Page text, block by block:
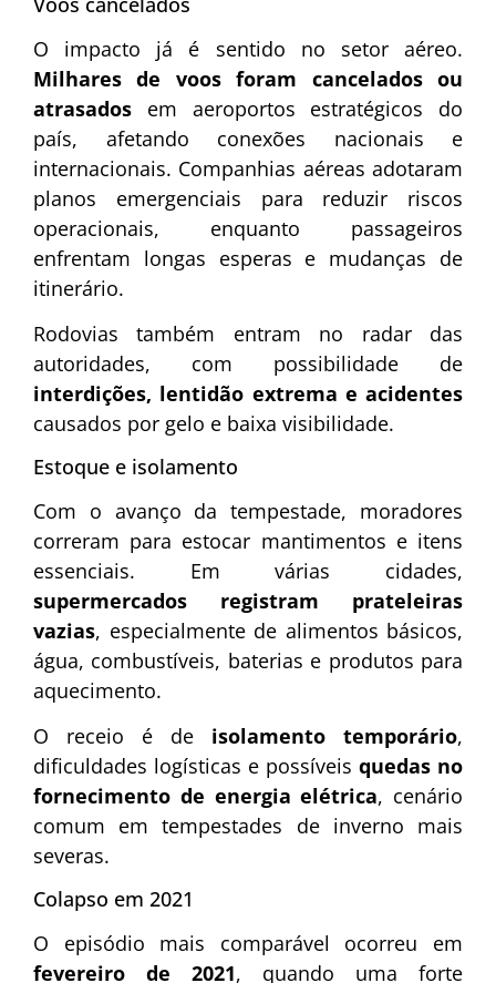
O impacto já é sentido no setor aéreo.
Milhares de voos foram cancelados ou
atrasados em aeroportos estratégicos do
país, afetando conexões nacionais e
internacionais. Companhias aéreas adotaram
planos emergenciais para reduzir riscos
operacionais, enquanto passageiros
enfrentam longas esperas e mudanças de
itinerário.
Rodovias também entram no radar das
autoridades, com possibilidade de
interdições, lentidão extrema e acidentes
causados por gelo e baixa visibilidade.
Estoque e isolamento
Com o avanço da tempestade, moradores
correram para estocar mantimentos e itens
essenciais. Em várias cidades,
supermercados registram prateleiras
vazias, especialmente de alimentos básicos,
água, combustíveis, baterias e produtos para
aquecimento.
O receio é de isolamento temporário,
dificuldades logísticas e possíveis quedas no
fornecimento de energia elétrica, cenário
comum em tempestades de inverno mais
severas.
Colapso em 2021
O episódio mais comparável ocorreu em
fevereiro de 2021, quando uma forte